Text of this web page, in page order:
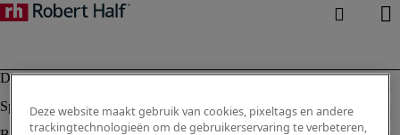
Deze website maakt gebruik van cookies, pixeltags en andere
trackingtechnologieën om de gebruikerservaring te verbeteren,